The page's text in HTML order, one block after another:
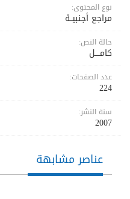
نوع المحتوى:
مراجع أجنبيــة
حالة النص:
كامــــل
عدد الصفحات:
224
سنة النشر:
2007
عناصر مشابهة